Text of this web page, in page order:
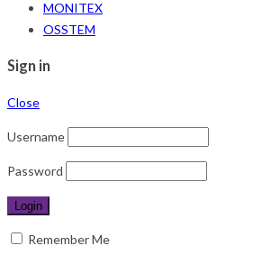
MONITEX
OSSTEM
Sign in
Close
Username
Password
Remember Me